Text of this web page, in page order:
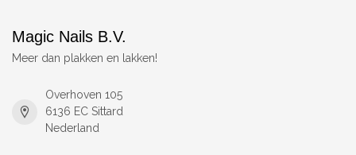
Magic Nails B.V.
Meer dan plakken en lakken!
Overhoven 105
6136 EC Sittard
Nederland